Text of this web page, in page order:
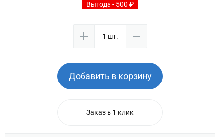
Выгода - 500 ₽
Добавить в корзину
Заказ в 1 клик